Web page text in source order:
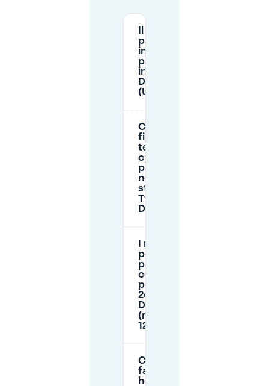
parcheggio
in strada è a
pagamento
in Tweede
Daalsebuurt
(Utrecht)?
Ci sono
finestre
temporali in
cui non posso
parcheggiare
nelle aree di
strada di
Tweede
Daalsebuurt?
I residenti
possono
parcheggiare
con un
permesso in
2e
Daalsebuurt
(rayon
12.100)?
Cosa devo
fare se non
ho un